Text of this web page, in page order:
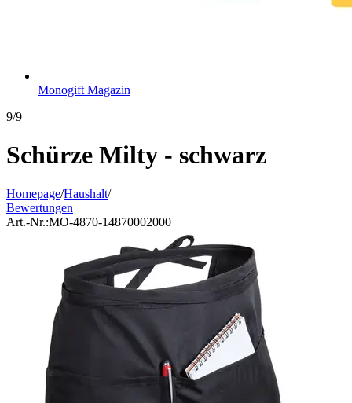
Monogift Magazin
9/9
Schürze Milty - schwarz
Homepage/Haushalt/
Bewertungen
Art.-Nr.:MO-4870-14870002000